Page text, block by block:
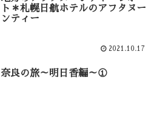
ト＊札幌日航ホテルのアフタヌー
ンティー
2021.10.17
奈良の旅～明日香編～①